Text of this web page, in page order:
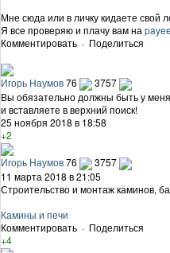
Мне сюда или в личку кидаете свой
Я все проверяю и плачу вам на
Комментировать · Поделиться
Игорь Наумов76
3757
Вы обязательно должны быть у
и вставляете в верхний поиск!
25 ноября 2018 в 18:58
+2
Игорь Наумов76
3757
11 марта 2018 в 21:05
Строительство и монтаж каминов,
Камины и печи
Комментировать · Поделиться
+4